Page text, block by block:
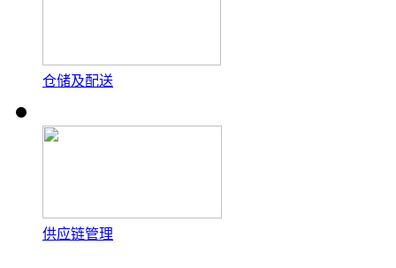
仓储及配送
供应链管理